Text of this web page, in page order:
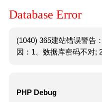
Database Error
(1040) 365建站错误警告
因：1、数据库密码不对;
PHP Debug